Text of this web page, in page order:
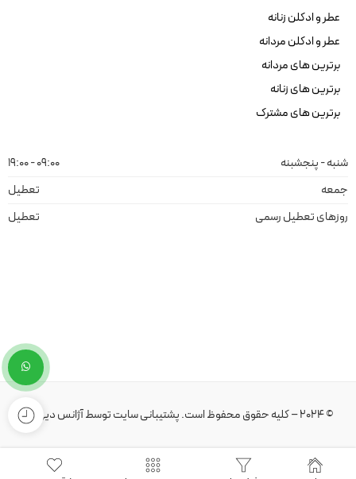
عطر و ادکلن زنانه
عطر و ادکلن مردانه
برترین های مردانه
برترین های زنانه
برترین های مشترک
شنبه - پنجشبنه
09:00 - 19:00
جمعه
تعطیل
روزهای تعطیل رسمی
تعطیل
© 2024 – کلیه حقوق محفوظ است. پشتیبانی سایتتوسطآژانس دیهیم.